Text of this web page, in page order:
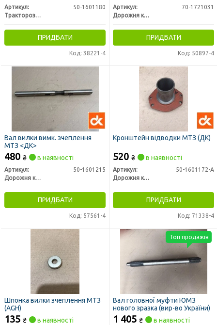
Артикул:
50-1601180
Тракторозапчасть г. Ромны
ПРИДБАТИ
Код: 38221-4
Артикул:
70-1721031
Дорожня карта
ПРИДБАТИ
Код: 50897-4
Вал вилки вимк. зчеплення
МТЗ <ДК>
480 ₴ в наявності
Артикул:
50-1601215
Дорожня карта
ПРИДБАТИ
Код: 57561-4
Кронштейн відводки МТЗ (ДК)
520 ₴ в наявності
Артикул:
50-1601172-А
Дорожня карта
ПРИДБАТИ
Код: 71338-4
Шпонка вилки зчеплення МТЗ
(AGH)
135 ₴ в наявності
Вал головної муфти ЮМЗ
нового зразка (вир-во України)
1 405 ₴ в наявності
Топ продажів